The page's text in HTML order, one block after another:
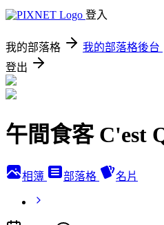
登入
我的部落格 我的部落格後台
登出
午間食客 C'est
相簿 部落格 名片